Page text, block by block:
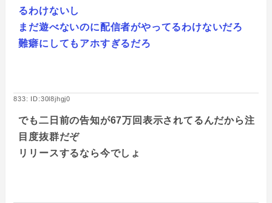
るわけないし
まだ遊べないのに配信者がやってるわけないだろ
難癖にしてもアホすぎるだろ
833: ID:30l8jhgj0
でも二日前の告知が67万回表示されてるんだから注
目度抜群だぞ
リリースするなら今でしょ